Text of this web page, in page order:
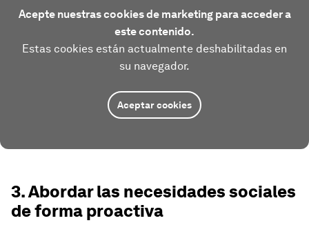
Acepte nuestras cookies de marketing para acceder a
este contenido.
Estas cookies están actualmente deshabilitadas en
su navegador.
Aceptar cookies
3. Abordar las necesidades sociales
de forma proactiva